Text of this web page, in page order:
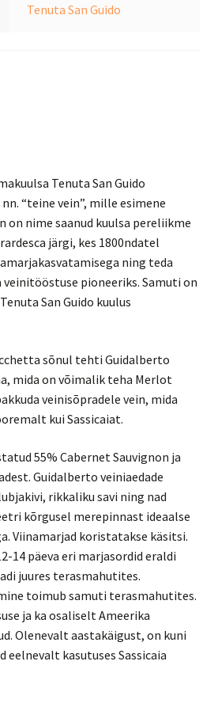
Tenuta San Guido
Tenuta San Guido
“teine vein”, mille esimene
on nime saanud kuulsa pereliikme
järgi, kes 1800ndatel
ning teda
pioneeriks. Samuti on
San Guido kuulus
sõnul tehti Guidalberto
mida on võimalik teha Merlot
veinisõpradele vein, mida
kui Sassicaiat.
55% Cabernet Sauvignon ja
Guidalberto veiniaedade
rikkaliku savi ning nad
kõrgusel merepinnast ideaalse
Viinamarjad koristatakse käsitsi.
14 päeva eri marjasordid eraldi
juures terasmahutites.
toimub samuti terasmahutites.
ja ka osaliselt Ameerika
Olenevalt aastakäigust, on kuni
eelnevalt kasutuses Sassicaia